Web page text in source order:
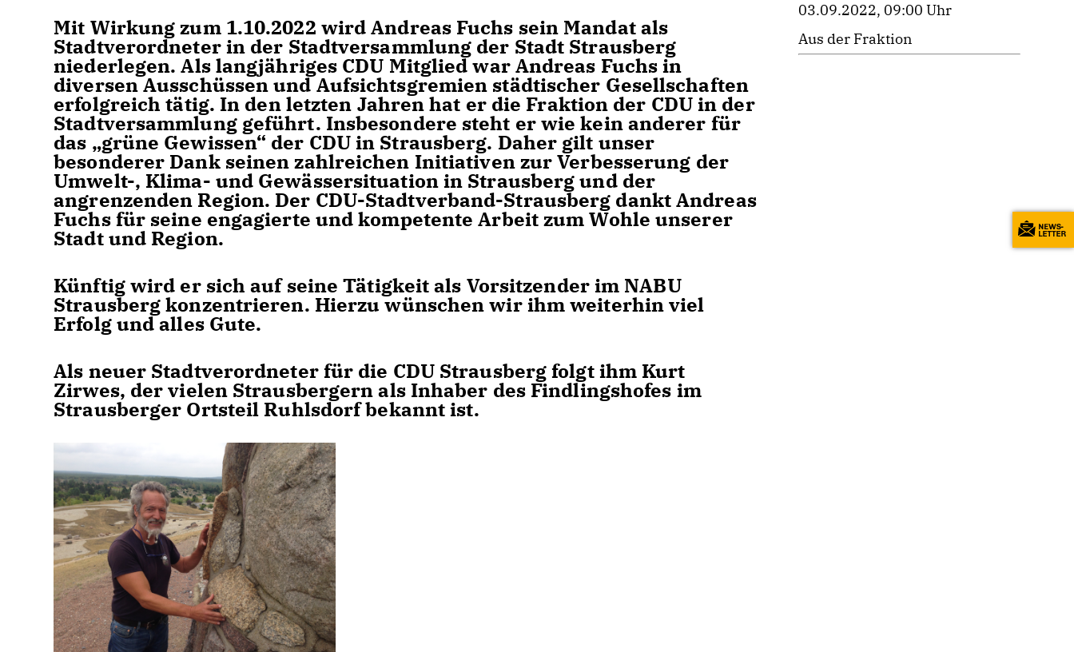
Mit Wirkung zum 1.10.2022 wird Andreas Fuchs sein Mandat als
Stadtverordneter in der Stadtversammlung der Stadt Strausberg
niederlegen. Als langjähriges CDU Mitglied war Andreas Fuchs in
diversen Ausschüssen und Aufsichtsgremien städtischer Gesellschaften
erfolgreich tätig. In den letzten Jahren hat er die Fraktion der CDU in der
Stadtversammlung geführt. Insbesondere steht er wie kein anderer für
das „grüne Gewissen“ der CDU in Strausberg. Daher gilt unser
besonderer Dank seinen zahlreichen Initiativen zur Verbesserung der
Umwelt-, Klima- und Gewässersituation in Strausberg und der
angrenzenden Region. Der CDU-Stadtverband-Strausberg dankt Andreas
Fuchs für seine engagierte und kompetente Arbeit zum Wohle unserer
Stadt und Region.
Künftig wird er sich auf seine Tätigkeit als Vorsitzender im NABU
Strausberg konzentrieren. Hierzu wünschen wir ihm weiterhin viel
Erfolg und alles Gute.
Als neuer Stadtverordneter für die CDU Strausberg folgt ihm Kurt
Zirwes, der vielen Strausbergern als Inhaber des Findlingshofes im
Strausberger Ortsteil Ruhlsdorf bekannt ist.
03.09.2022, 09:00 Uhr
Aus der Fraktion